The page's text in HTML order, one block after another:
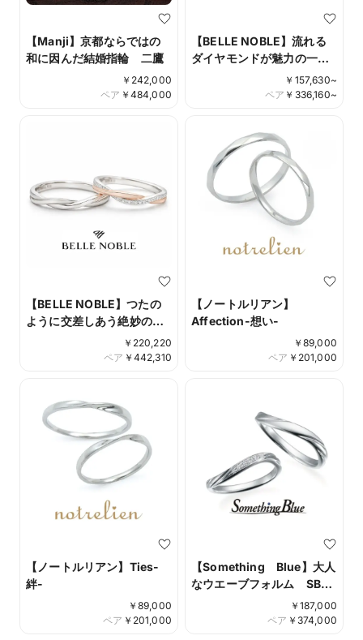
【Manji】京都ならではの
和に因んだ結婚指輪 二鷹
￥ 242,000
￥ 484,000
ペア
【BELLE NOBLE】流れる
ダイヤモンドが魅力の一番
人気 アヴォルジュレ
￥ 157,630~
￥ 336,160~
ペア
【BELLE NOBLE】つたの
ように交差しあう絶妙の造
形美 アンフュームリル
￥ 220,220
￥ 442,310
ペア
【ノートルリアン】
Affection-想い-
￥ 89,000
￥ 201,000
ペア
【ノートルリアン】Ties-
絆-
￥ 89,000
￥ 201,000
ペア
【Something Blue】大人
なウエーブフォルム SB-
￥ 187,000
￥ 374,000
ペア